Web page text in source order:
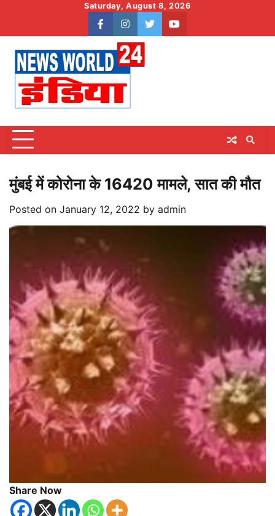
content
Saturday, August 8, 2026
facebookinstagram
twitteryoutube
मुंबई में कोरोना के 16420 मामले, सात की मौत
Posted on January 12, 2022 by admin
Share Now